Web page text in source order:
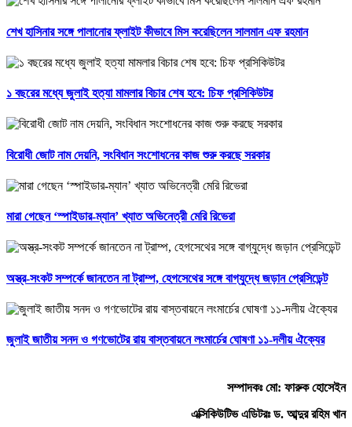
শেখ হাসিনার সঙ্গে পালানোর ফ্লাইট কীভাবে মিস করেছিলেন সালমান এফ রহমান
১ বছরের মধ্যে জুলাই হত্যা মামলার বিচার শেষ হবে: চিফ প্রসিকিউটর
বিরোধী জোট নাম দেয়নি, সংবিধান সংশোধনের কাজ শুরু করছে সরকার
মারা গেছেন ‘স্পাইডার-ম্যান’ খ্যাত অভিনেত্রী মেরি রিভেরা
অস্ত্র-সংকট সম্পর্কে জানতেন না ট্রাম্প, হেগসেথের সঙ্গে বাগ্‌যুদ্ধে জড়ান প্রেসিডেন্ট
জুলাই জাতীয় সনদ ও গণভোটের রায় বাস্তবায়নে লংমার্চের ঘোষণা ১১-দলীয় ঐক্যের
সম্পাদকঃ মো: ফারুক হোসেইন
এক্সিকিউটিভ এডিটরঃ ড. আব্দুর রহিম খান